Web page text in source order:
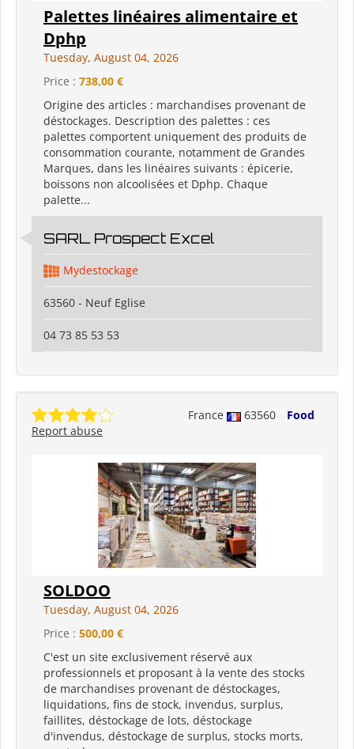
Palettes linéaires alimentaire et
Dphp
Tuesday, August 04, 2026
Price : 738,00 €
Origine des articles : marchandises provenant de
déstockages. Description des palettes : ces
palettes comportent uniquement des produits de
consommation courante, notamment de Grandes
Marques, dans les linéaires suivants : épicerie,
boissons non alcoolisées et Dphp. Chaque
palette...
SARL Prospect Excel
Mydestockage
63560 - Neuf Eglise
04 73 85 53 53
France 63560
Food
Report abuse
SOLDOO
Tuesday, August 04, 2026
Price : 500,00 €
C'est un site exclusivement réservé aux
professionnels et proposant à la vente des stocks
de marchandises provenant de déstockages,
liquidations, fins de stock, invendus, surplus,
faillites, déstockage de lots, déstockage
d'invendus, déstockage de surplus, stocks morts,